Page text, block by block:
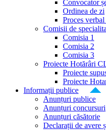
Convocator
Ordinea de zi
Proces
Comisii de
Comisia 1
Comisia 2
Comisia 3
Proiecte Hotărâri
Proiecte
Proiecte
Informații publice
Anunțuri publice
Anunțuri concursuri
Anunțuri căsătorie
Declarații de avere